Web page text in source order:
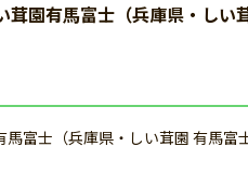
園有馬富士（兵庫県・しい
富士（兵庫県・しい茸園 有馬富